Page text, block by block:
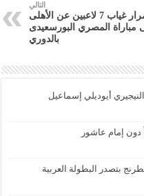
التالي
استمرار غياب 7 لاعبين عن الأهلى
مباراة المصري البورسعيدى
بالدوري
أيوديلي إسماعيل
دون إمام عاشور